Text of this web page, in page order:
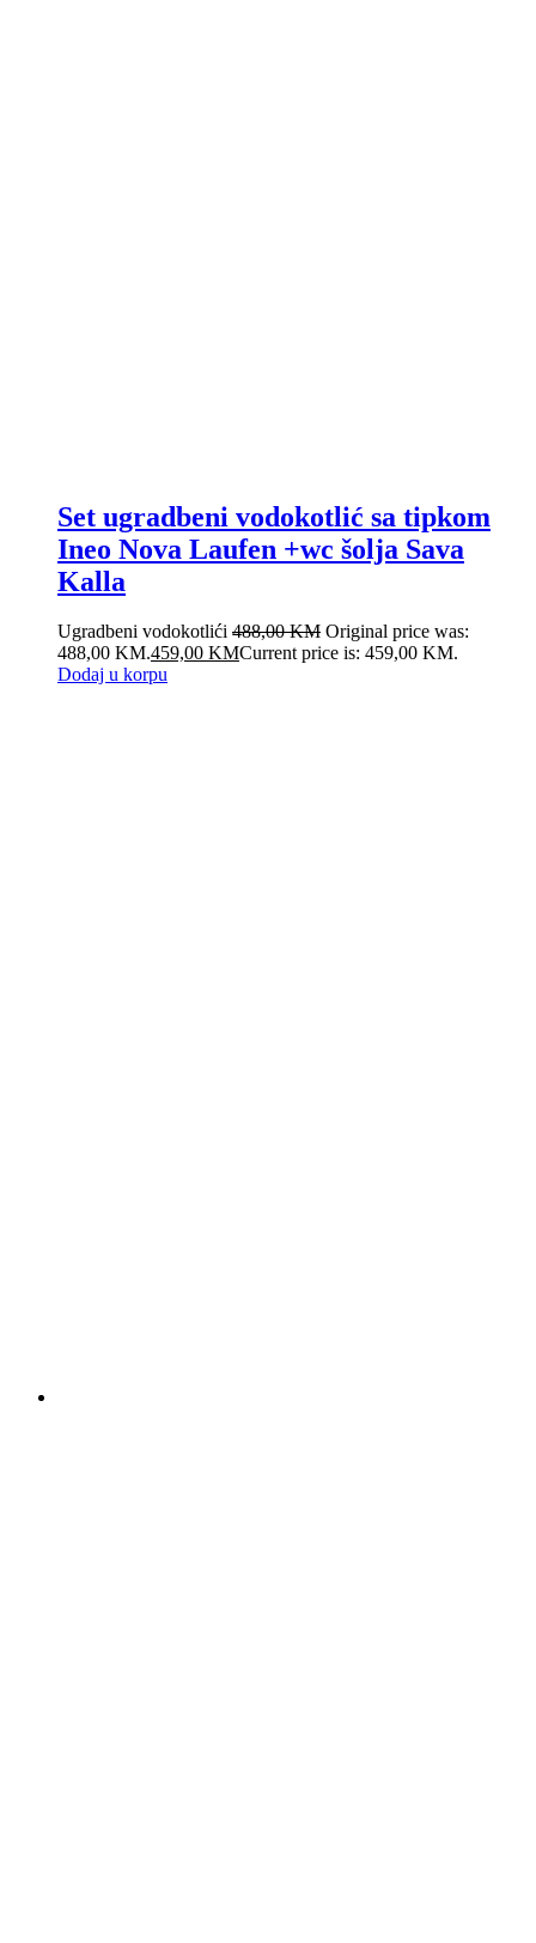
Set ugradbeni vodokotlić sa tipkom
Ineo Nova Laufen +wc šolja Sava
Kalla
Ugradbeni vodokotlići 488,00KM Original price was:
488,00 KM.459,00 KMCurrent price is: 459,00 KM.
Dodaj u korpu